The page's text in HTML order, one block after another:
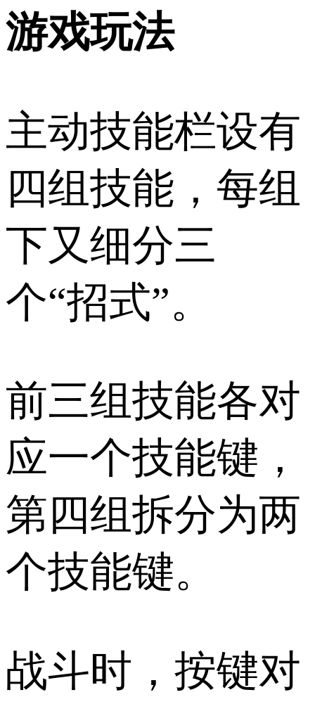
游戏玩法
主动技能栏设有
四组技能，每组
下又细分三
个“招式”。
前三组技能各对
应一个技能键，
第四组拆分为两
个技能键。
战斗时，按键对